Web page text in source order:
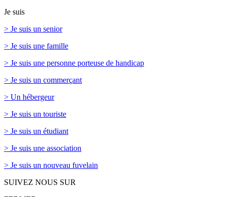
Je suis
> Je suis un senior
> Je suis une famille
> Je suis une personne porteuse de handicap
> Je suis un commerçant
> Un hébergeur
> Je suis un touriste
> Je suis un étudiant
> Je suis une association
> Je suis un nouveau fuvelain
SUIVEZ NOUS SUR